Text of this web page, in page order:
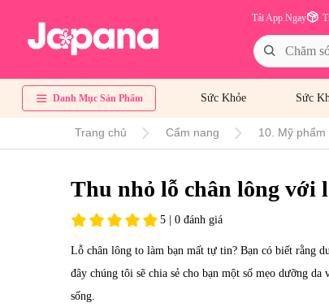
Tải App Ngay
Danh Mục Sản Phẩm Sức Khỏe Sức
Trang chủ Cẩm nang 10. Mỹ
Thu nhỏ lỗ chân lông với
5 | 0 đánh giá
Lỗ chân lông to làm bạn mất tự tin? Bạn có biết rằng
đây chúng tôi sẽ chia sẻ cho bạn một số mẹo dưỡng
sống.